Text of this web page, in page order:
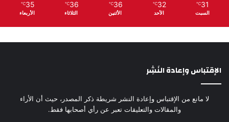
31
℃
السبت
32
℃
الأحد
36
℃
الأثنين
36
℃
الثلاثاء
35
℃
الأربعاء
الإقتباس وإعادة النَشِر
لا مانع من الإقتباس وإعادة النشر شريطة ذكر المصدر، حيث أن الأراء
والمقالات والتعليقات تعبر عن رأي أصحابها فقط.